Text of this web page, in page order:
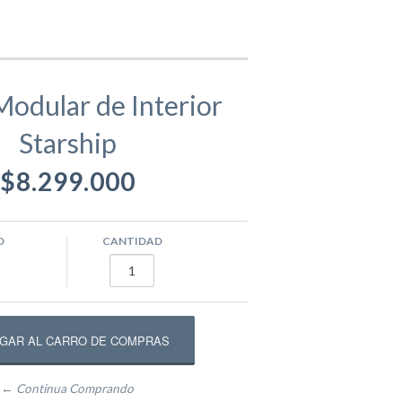
Equipamento Deportivo para Plazas
de Interior
Starship
$8.299.000
CANTIDAD
← Continua Comprando